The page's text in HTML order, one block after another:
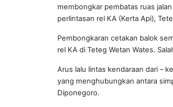
membongkar pembatas ruas
perlintasan rel KA (Kerta Api),
Pembongkaran cetakan balok
rel KA di Teteg Wetan Wates.
Arus lalu lintas kendaraan dari –
yang menghubungkan antara
Diponegoro.